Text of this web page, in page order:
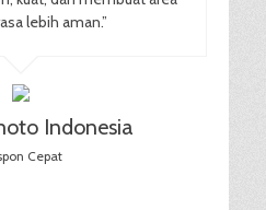
lebih aman.”
Indonesia
Cepat